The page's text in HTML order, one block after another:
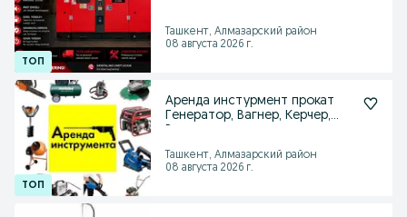
Ташкент, Алмазарский район
08 августа 2026 г.
Аренда инстурмент прокат
Генератор, Вагнер, Керчер,
Ташкент, Алмазарский район
08 августа 2026 г.